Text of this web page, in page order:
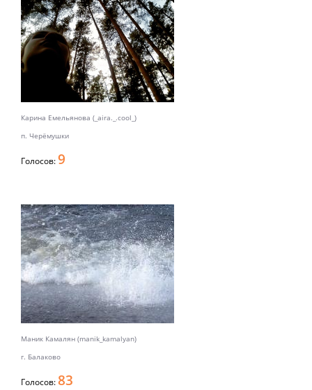
Карина Емельянова (_aira._.cool_)
п. Черёмушки
Голосов:9
Маник Камалян (manik_kamalyan)
г. Балаково
Голосов:83